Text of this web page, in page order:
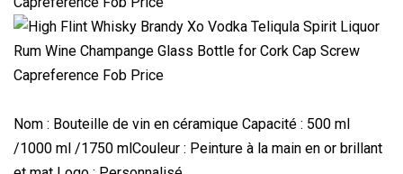
Nom : Bouteille de vin en céramique Capacité : 500 ml
/1000 ml /1750 mlCouleur : Peinture à la main en or brillant